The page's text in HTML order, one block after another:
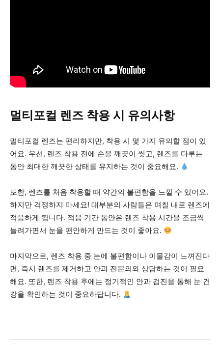
멀티포컬 렌즈 착용 시 유의사항
멀티포컬 렌즈는 편리하지만, 착용 시 몇 가지 유의할 점이 있
어요. 우선, 렌즈 착용 전에 손을 깨끗이 씻고, 렌즈를 다루는
동안 최대한 깨끗한 상태를 유지하는 것이 중요해요.
또한, 렌즈를 처음 착용할 때 약간의 불편함을 느낄 수 있어요.
하지만 걱정하지 마세요! 대부분의 사람들은 며칠 내로 렌즈에
적응하게 됩니다. 적응 기간 동안은 렌즈 착용 시간을 조금씩
늘려가면서 눈을 편안하게 만드는 것이 좋아요.
마지막으로, 렌즈 착용 중 눈에 불편함이나 이물감이 느껴진다
면, 즉시 렌즈를 제거하고 안과 전문의와 상담하는 것이 필요
해요. 또한, 렌즈 착용 후에는 정기적인 안과 검진을 통해 눈 건
강을 확인하는 것이 중요하답니다.